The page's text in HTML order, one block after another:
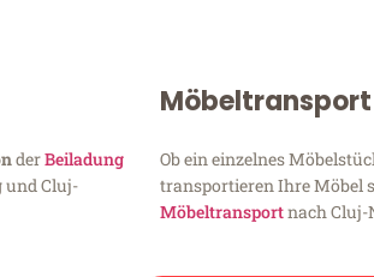
derBeiladung
und Cluj-
Möbeltransport
Ob ein einzelnes
transportieren Ihre Möbel
Möbeltransportnach Cluj-